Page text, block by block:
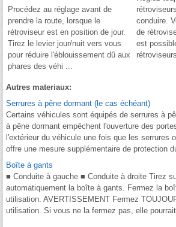
Procédez au réglage avant de
prendre la route, lorsque le
rétroviseur est en position de jour.
Tirez le levier jour/nuit vers vous
pour réduire l'éblouissement dû aux
phares des véhi ...
conduire.
de
est
Autres materiaux:
Serrures à pêne dormant (le cas échéant)
Certains véhicules sont équipés de serrures à
à pêne dormant empêchent l'ouverture des
l'extérieur du véhicule une fois que les serrures
offre une mesure supplémentaire de protection
Boîte à gants
■ Conduite à gauche ■ Conduite à droite Tirez
automatiquement la boîte à gants. Fermez la
utilisation. AVERTISSEMENT Fermez
utilisation. Si vous ne la fermez pas, elle